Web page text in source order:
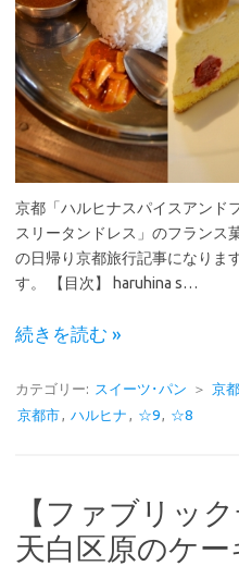
京都「ハルヒナスパイスアンド
スリータンドレス」のフランス
の日帰り京都旅行記事になりま
す。 【目次】 haruhina s…
続きを読む »
カテゴリー: スイーツ･パン ＞ 京
京都市, ハルヒナ , ☆9, ☆8
【ファブリッ
天白区原のケ